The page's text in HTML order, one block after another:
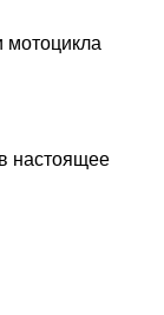
мотоцикла
настоящее